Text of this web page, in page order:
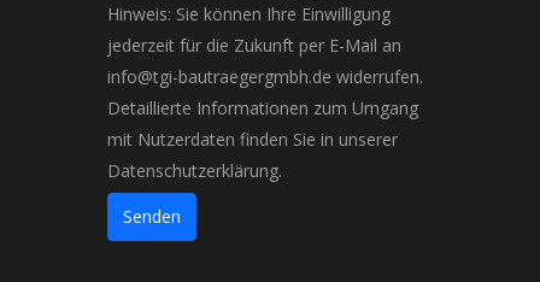
Hinweis: Sie können Ihre Einwilligung
jederzeit für die Zukunft per E-Mail an
info@tgi-bautraegergmbh.de widerrufen.
Detaillierte Informationen zum Umgang
mit Nutzerdaten finden Sie in unserer
Datenschutzerklärung.
Senden